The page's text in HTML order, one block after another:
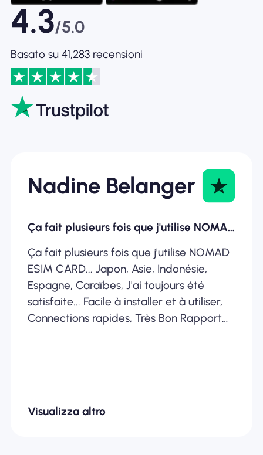
4.3/5.0
Basato su 41,283 recensioni
Nadine Belanger
Ça fait plusieurs fois que j'utilise NOMAD ESIM
Ça fait plusieurs fois que j'utilise NOMAD
ESIM CARD... Japon, Asie, Indonésie,
Espagne, Caraïbes, J'ai toujours été
satisfaite... Facile à installer et à utiliser,
Connections rapides, Très Bon Rapport
Visualizza altro